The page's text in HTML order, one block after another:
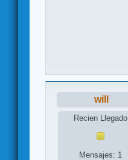
will
Recien Llegado
Mensajes: 1